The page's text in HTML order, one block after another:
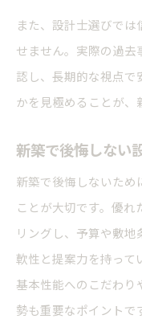
また、設計士選びで
せません。実際の過
認し、長期的な視点で
かを見極めることが、
新築で後悔しない
新築で後悔しないため
ことが大切です。優
リングし、予算や敷
軟性と提案力を持って
基本性能へのこだわり
勢も重要なポイントで